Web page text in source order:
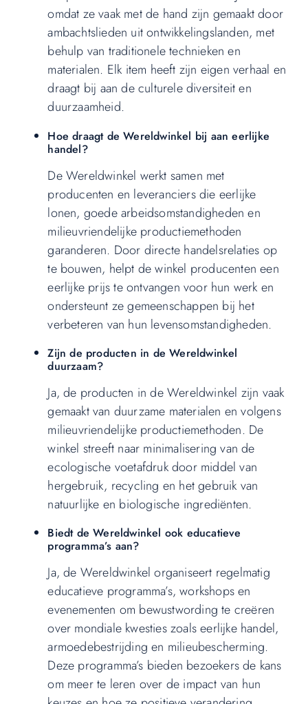
omdat ze vaak met de hand zijn gemaakt door
ambachtslieden uit ontwikkelingslanden, met
behulp van traditionele technieken en
materialen. Elk item heeft zijn eigen verhaal en
draagt bij aan de culturele diversiteit en
duurzaamheid.
Hoe draagt de Wereldwinkel bij aan eerlijke
handel?
De Wereldwinkel werkt samen met
producenten en leveranciers die eerlijke
lonen, goede arbeidsomstandigheden en
milieuvriendelijke productiemethoden
garanderen. Door directe handelsrelaties op
te bouwen, helpt de winkel producenten een
eerlijke prijs te ontvangen voor hun werk en
ondersteunt ze gemeenschappen bij het
verbeteren van hun levensomstandigheden.
Zijn de producten in de Wereldwinkel
duurzaam?
Ja, de producten in de Wereldwinkel zijn vaak
gemaakt van duurzame materialen en volgens
milieuvriendelijke productiemethoden. De
winkel streeft naar minimalisering van de
ecologische voetafdruk door middel van
hergebruik, recycling en het gebruik van
natuurlijke en biologische ingrediënten.
Biedt de Wereldwinkel ook educatieve
programma’s aan?
Ja, de Wereldwinkel organiseert regelmatig
educatieve programma’s, workshops en
evenementen om bewustwording te creëren
over mondiale kwesties zoals eerlijke handel,
armoedebestrijding en milieubescherming.
Deze programma’s bieden bezoekers de kans
om meer te leren over de impact van hun